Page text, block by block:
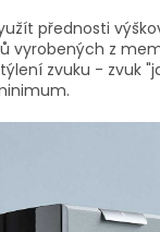
přednosti
vyrobených z
zvuku - zvuk